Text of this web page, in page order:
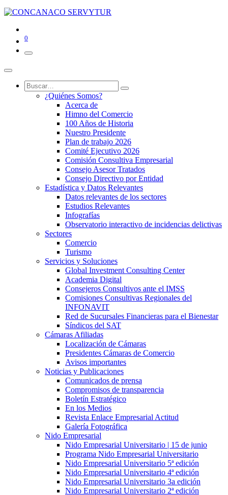
0
¿Quiénes Somos?
Acerca de
Himno del Comercio
100 Años de Historia
Nuestro Presidente
Plan de trabajo 2026
Comité Ejecutivo 2026
Comisión Consultiva Empresarial
Consejo Asesor Tratados
Consejo Directivo por Entidad
Estadística y Datos Relevantes
Datos relevantes de los sectores
Estudios Relevantes
Infografías
Observatorio interactivo de incidencias delictivas
Sectores
Comercio
Turismo
Servicios y Soluciones
Global Investment Consulting Center
Academia Digital
Consejeros Consultivos ante el IMSS
Comisiones Consultivas Regionales del
INFONAVIT
Red de Sucursales Financieras para el Bienestar
Síndicos del SAT
Cámaras Afiliadas
Localización de Cámaras
Presidentes Cámaras de Comercio
Avisos importantes
Noticias y Publicaciones
Comunicados de prensa
Compromisos de transparencia
Boletín Estratégico
En los Medios
Revista Enlace Empresarial Actitud
Galería Fotográfica
Nido Empresarial
Nido Empresarial Universitario | 15 de junio
Programa Nido Empresarial Universitario
Nido Empresarial Universitario 5ª edición
Nido Empresarial Universitario 4ª edición
Nido Empresarial Universitario 3a edición
Nido Empresarial Universitario 2ª edición